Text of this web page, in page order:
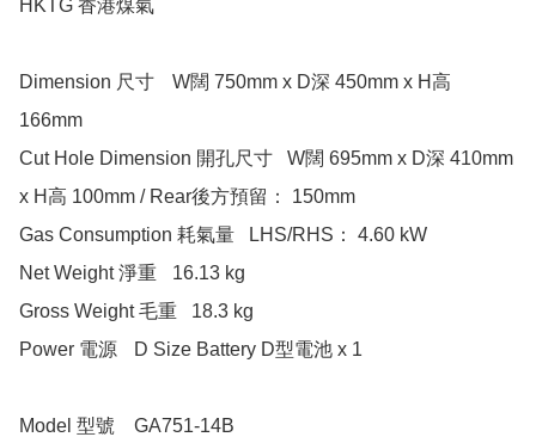
HKTG 香港煤氣
Dimension 尺寸 	W闊 750mm x D深 450mm x H高
166mm
Cut Hole Dimension 開孔尺寸 	W闊 695mm x D深 410mm
x H高 100mm / Rear後方預留： 150mm
Gas Consumption 耗氣量 	LHS/RHS： 4.60 kW
Net Weight 淨重 	16.13 kg
Gross Weight 毛重 	18.3 kg
Power 電源 	D Size Battery D型電池 x 1
Model 型號 	GA751-14B